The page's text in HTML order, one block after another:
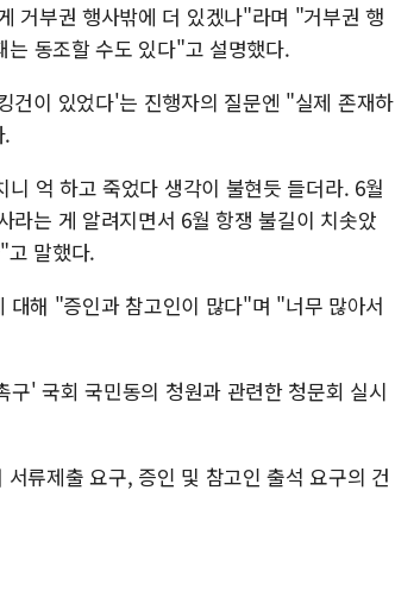
거부권 행사밖에 더 있겠나"라며 "거부권 행
동조할 수도 있다"고 설명했다.
건이 있었다'는 진행자의 질문엔 "실제 존재하
.
억 하고 죽었다 생각이 불현듯 들더라. 6월
라는 게 알려지면서 6월 항쟁 불길이 치솟았
고 말했다.
대해 "증인과 참고인이 많다"며 "너무 많아서
' 국회 국민동의 청원과 관련한 청문회 실시
류제출 요구, 증인 및 참고인 출석 요구의 건